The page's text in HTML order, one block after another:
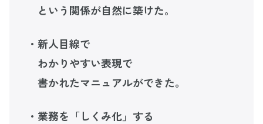
という関係が自然に築けた。
・新人目線で
わかりやすい表現で
書かれたマニュアルができた。
・業務を「しくみ化」する